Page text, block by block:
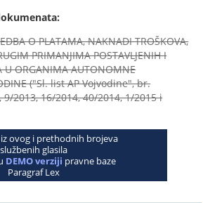
O PLATAMA, NAKNADI TROŠKOVA,
PRIMANJIMA POSTAVLJENIH I
U ORGANIMA AUTONOMNE
("Sl. list AP Vojvodine", br.
9/2013, 16/2014, 40/2014, 1/2015 i
ovog i prethodnih brojeva
službenih glasila
DEMO verziji pravne baze
Paragraf Lex